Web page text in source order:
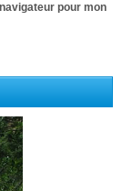
pour mon